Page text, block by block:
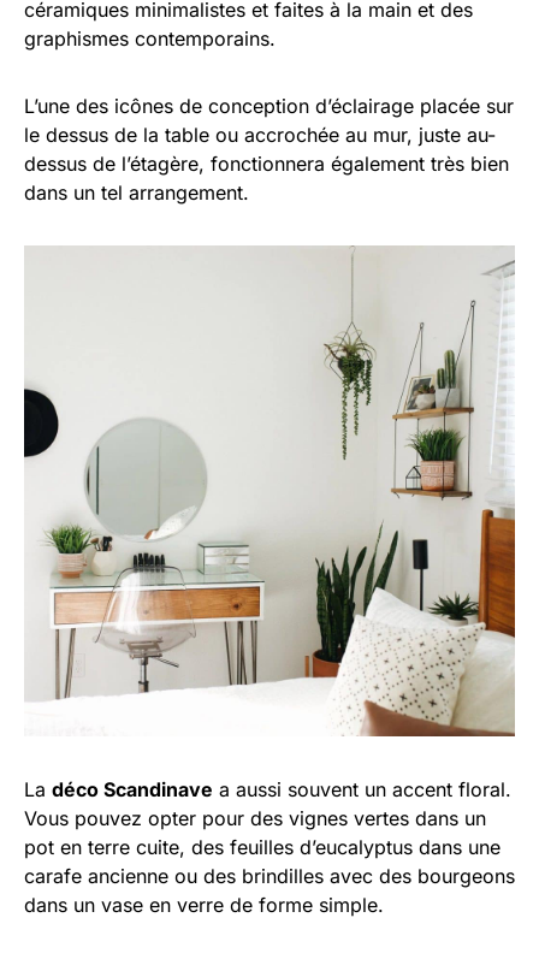
céramiques minimalistes et faites à la main et des
graphismes contemporains.
L’une des icônes de conception d’éclairage placée sur
le dessus de la table ou accrochée au mur, juste au-
dessus de l’étagère, fonctionnera également très bien
dans un tel arrangement.
La déco Scandinave a aussi souvent un accent floral.
Vous pouvez opter pour des vignes vertes dans un
pot en terre cuite, des feuilles d’eucalyptus dans une
carafe ancienne ou des brindilles avec des bourgeons
dans un vase en verre de forme simple.